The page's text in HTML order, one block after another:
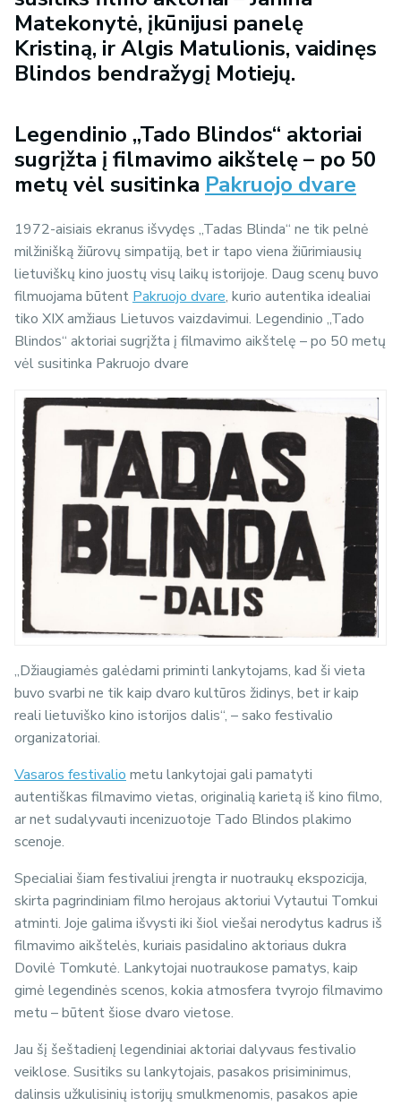
Matekonytė, įkūnijusi panelę
Kristiną, ir Algis Matulionis, vaidinęs
Blindos bendražygį Motiejų.
Legendinio „Tado Blindos“ aktoriai
sugrįžta į filmavimo aikštelę – po 50
metų vėl susitinka Pakruojo dvare
1972-aisiais ekranus išvydęs „Tadas Blinda“ ne tik pelnė
milžinišką žiūrovų simpatiją, bet ir tapo viena žiūrimiausių
lietuviškų kino juostų visų laikų istorijoje. Daug scenų buvo
filmuojama būtent Pakruojo dvare, kurio autentika idealiai
tiko XIX amžiaus Lietuvos vaizdavimui. Legendinio „Tado
Blindos“ aktoriai sugrįžta į filmavimo aikštelę – po 50 metų
vėl susitinka Pakruojo dvare
„Džiaugiamės galėdami priminti lankytojams, kad ši vieta
buvo svarbi ne tik kaip dvaro kultūros židinys, bet ir kaip
reali lietuviško kino istorijos dalis“, – sako festivalio
organizatoriai.
Vasaros festivalio metu lankytojai gali pamatyti
autentiškas filmavimo vietas, originalią karietą iš kino filmo,
ar net sudalyvauti incenizuotoje Tado Blindos plakimo
scenoje.
Specialiai šiam festivaliui įrengta ir nuotraukų ekspozicija,
skirta pagrindiniam filmo herojaus aktoriui Vytautui Tomkui
atminti. Joje galima išvysti iki šiol viešai nerodytus kadrus iš
filmavimo aikštelės, kuriais pasidalino aktoriaus dukra
Dovilė Tomkutė. Lankytojai nuotraukose pamatys, kaip
gimė legendinės scenos, kokia atmosfera tvyrojo filmavimo
metu – būtent šiose dvaro vietose.
Jau šį šeštadienį legendiniai aktoriai dalyvaus festivalio
veiklose. Susitiks su lankytojais, pasakos prisiminimus,
dalinsis užkulisinių istorijų smulkmenomis, pasakos apie